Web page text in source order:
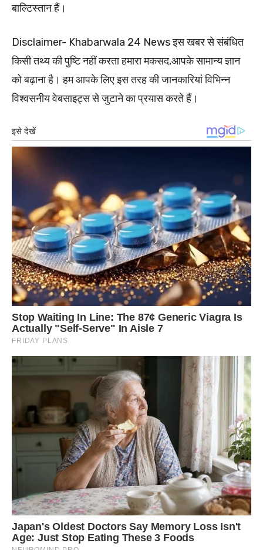
बाल्टिस्तान हैं।
Disclaimer- Khabarwala 24 News इस खबर से संबंधित
किसी तथ्य की पुष्टि नहीं करता हमारा मकसद,आपके सामान्य ज्ञान
को बढ़ाना है। हम आपके लिए इस तरह की जानकारियां विभिन्न
विश्वसनीय वेबसाइट्स से जुटाने का प्रयास करते हैं।